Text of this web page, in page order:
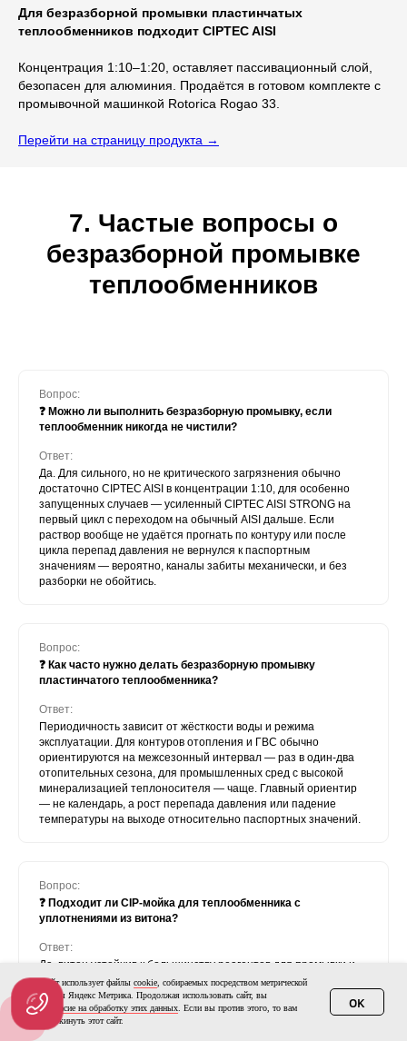
Для безразборной промывки пластинчатых
теплообменников подходит CIPTEC AISI
Концентрация 1:10–1:20, оставляет пассивационный слой,
безопасен для алюминия. Продаётся в готовом комплекте с
промывочной машинкой Rotorica Rogao 33.
Перейти на страницу продукта →
7. Частые вопросы о
безразборной промывке
теплообменников
Вопрос:
❓ Можно ли выполнить безразборную промывку, если
теплообменник никогда не чистили?
Ответ:
Да. Для сильного, но не критического загрязнения обычно
достаточно CIPTEC AISI в концентрации 1:10, для особенно
запущенных случаев — усиленный CIPTEC AISI STRONG на
первый цикл с переходом на обычный AISI дальше. Если
раствор вообще не удаётся прогнать по контуру или после
цикла перепад давления не вернулся к паспортным
значениям — вероятно, каналы забиты механически, и без
разборки не обойтись.
Вопрос:
❓ Как часто нужно делать безразборную промывку
пластинчатого теплообменника?
Ответ:
Периодичность зависит от жёсткости воды и режима
эксплуатации. Для контуров отопления и ГВС обычно
ориентируются на межсезонный интервал — раз в один-два
отопительных сезона, для промышленных сред с высокой
минерализацией теплоносителя — чаще. Главный ориентир
— не календарь, а рост перепада давления или падение
температуры на выходе относительно паспортных значений.
Вопрос:
❓ Подходит ли CIP-мойка для теплообменника с
уплотнениями из витона?
Ответ:
Да, витон устойчив к большинству реагентов для промывки и
переносит более высокие температуры, чем NBR или EPDM.
Но точный температурный и химический предел для
конкретной модели всегда уточняйте у производителя
теплообменника — материал и толщина уплотнений у разных
Этот сайт использует файлы cookie , собираемых посредством метрической
программы Яндекс Метрика. Продолжая использовать сайт, вы
даетесогласие на обработку этих данных . Если вы против этого, то вам
нужно покинуть этот сайт.
OK